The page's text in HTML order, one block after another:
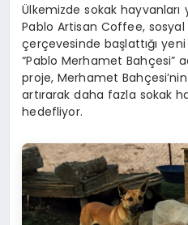
Ülkemizde sokak hayvanları
Pablo Artisan Coffee, sosyal
çerçevesinde başlattığı
“Pablo Merhamet Bahçesi”
proje, Merhamet
artırarak daha fazla sokak
hedefliyor.